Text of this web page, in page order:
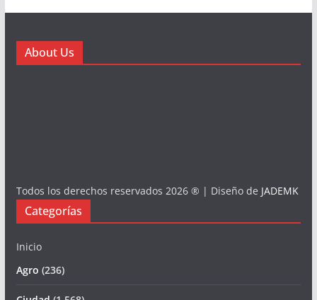
About Us
Todos los derechos reservados 2026 ® | Diseño de JADEMK
Categorías
Inicio
Agro (236)